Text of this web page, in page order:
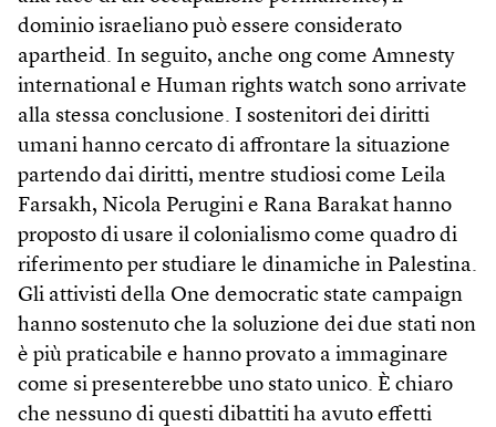
dominio israeliano può essere considerato
apartheid. In seguito, anche ong come Amnesty
international e Human rights watch sono arrivate
alla stessa conclusione. I sostenitori dei diritti
umani hanno cercato di affrontare la situazione
partendo dai diritti, mentre studiosi come Leila
Farsakh, Nicola Perugini e Rana Barakat hanno
proposto di usare il colonialismo come quadro di
riferimento per studiare le dinamiche in Palestina.
Gli attivisti della One democratic state campaign
hanno sostenuto che la soluzione dei due stati non
è più praticabile e hanno provato a immaginare
come si presenterebbe uno stato unico. È chiaro
che nessuno di questi dibattiti ha avuto effetti